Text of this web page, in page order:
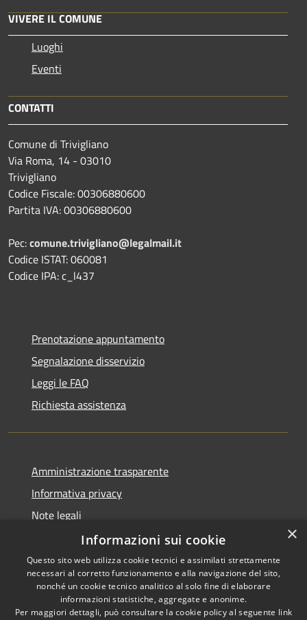
VIVERE IL COMUNE
Luoghi
Eventi
CONTATTI
Comune di Trivigliano
Via Roma, 14 - 03010
Trivigliano
Codice Fiscale: 00306880600
Partita IVA: 00306880600
Pec:comune.trivigliano@legalmail.it
Codice ISTAT: 060081
Codice IPA: c_l437
Prenotazione appuntamento
Segnalazione disservizio
Leggi le FAQ
Richiesta assistenza
Amministrazione trasparente
Informativa privacy
Note legali
Dichiarazione di accessibilità
RSS
Copyright © 2026 • Comune di
×
Informazioni sui cookie
Questo sito web utilizza cookie tecnici e assimilati strettamente
necessari al corretto funzionamento e alla navigazione del sito,
nonché un cookie tecnico analitico al solo fine di elaborare
informazioni statistiche, aggregate e anonime.
Per maggiori dettagli, può consultare la cookie policy al seguente link